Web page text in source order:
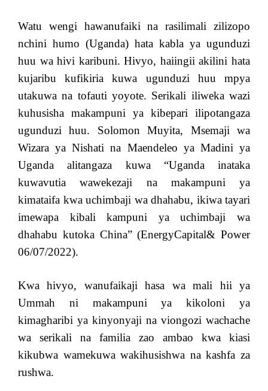
Watu wengi hawanufaiki na rasilimali zilizopo
nchini humo (Uganda) hata kabla ya ugunduzi
huu wa hivi karibuni. Hivyo, haiingii akilini hata
kujaribu kufikiria kuwa ugunduzi huu mpya
utakuwa na tofauti yoyote. Serikali iliweka wazi
kuhusisha makampuni ya kibepari ilipotangaza
ugunduzi huu. Solomon Muyita, Msemaji wa
Wizara ya Nishati na Maendeleo ya Madini ya
Uganda alitangaza kuwa “Uganda inataka
kuwavutia wawekezaji na makampuni ya
kimataifa kwa uchimbaji wa dhahabu, ikiwa tayari
imewapa kibali kampuni ya uchimbaji wa
dhahabu kutoka China” (EnergyCapital& Power
06/07/2022).
Kwa hivyo, wanufaikaji hasa wa mali hii ya
Ummah ni makampuni ya kikoloni ya
kimagharibi ya kinyonyaji na viongozi wachache
wa serikali na familia zao ambao kwa kiasi
kikubwa wamekuwa wakihusishwa na kashfa za
rushwa.